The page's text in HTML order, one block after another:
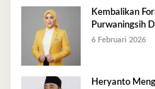
Kembalikan
Purwaningsih
Golkar Mubar
6 Februari 2026
Heryanto